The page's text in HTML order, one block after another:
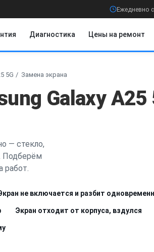
Ежедневно
Диагностика Цены на ремонт
5G Замена экрана
Galaxy A25
— стекло,
Подберём
работ.
не включается и разбит
Экран отходит от корпуса, вздулся